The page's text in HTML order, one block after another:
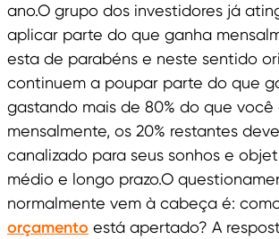
ano.O grupo dos investidores já
aplicar parte do que ganha
esta de parabéns e neste sentido
continuem a poupar parte do que
gastando mais de 80% do que você
mensalmente, os 20% restantes
canalizado para seus sonhos e
médio e longo prazo.O
normalmente vem à cabeça é:
orçamento está apertado? A